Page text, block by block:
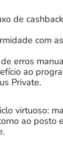
de
com
erros
ao
Private.
virtuoso:
ao posto